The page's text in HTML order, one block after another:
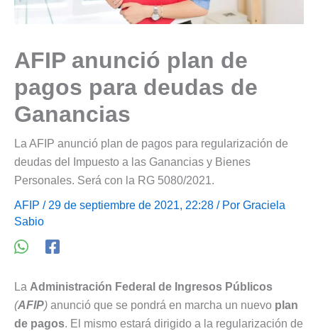
AFIP anunció plan de
pagos para deudas de
Ganancias
La AFIP anunció plan de pagos para regularización de
deudas del Impuesto a las Ganancias y Bienes
Personales. Será con la RG 5080/2021.
AFIP / 29 de septiembre de 2021, 22:28 / Por Graciela
Sabio
La Administración Federal de Ingresos Públicos
(AFIP) anunció que se pondrá en marcha un nuevo plan
de pagos. El mismo estará dirigido a la regularización de